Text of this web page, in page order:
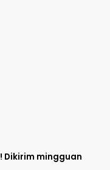
Dikirim mingguan